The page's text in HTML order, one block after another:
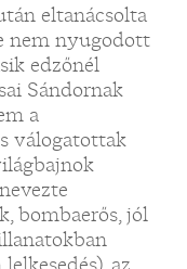
eltanácsolta
nem nyugodott
edzőnél
Sándornak
a
válogatottak
bombaerős, jól